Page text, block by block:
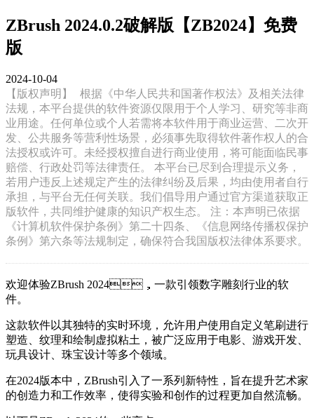
ZBrush 2024.0.2破解版【ZB2024】免费
版
2024-10-04
【版权声明】
根据《中华人民共和国著作权法》及相关法律
法规，本平台提供的软件资源仅限用于个人学习、研究等非商
业用途。任何单位或个人若需将本软件用于商业运营、二次开
发、公共服务等营利性场景，必须事先取得软件著作权人的合
法授权或许可。未经授权擅自进行商业使用，将可能面临民事
赔偿、行政处罚等法律责任。 本平台已尽到合理提示义务，
若用户违反上述规定产生的法律纠纷及后果，均由使用者自行
承担，与平台无任何关联。我们倡导用户通过官方渠道获取正
版软件，共同维护健康的知识产权生态。 注：本声明已依据
《计算机软件保护条例》第二十四条、《信息网络传播权保护
条例》第六条等法规制定，确保符合我国版权法律体系要求。
欢迎体验ZBrush 2024，一款引领数字雕刻行业的软
件。
这款软件以其独特的实时环境，允许用户使用自定义笔刷进行
塑造、纹理和绘制虚拟粘土，被广泛应用于电影、游戏开发、
玩具设计、珠宝设计等多个领域。
在2024版本中，ZBrush引入了一系列新特性，旨在提升艺术家
的创造力和工作效率，使得实验和创作的过程更加自然流畅。